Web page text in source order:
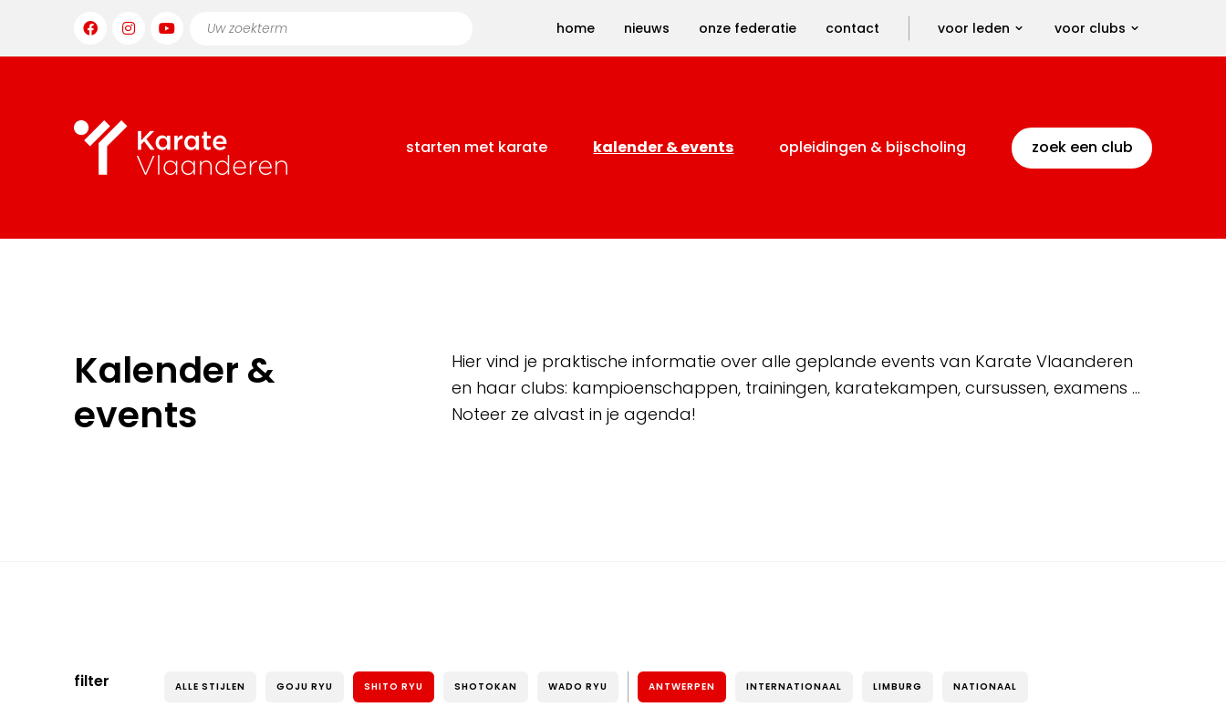
home nieuws onze federatie contact voor leden voor clubs
starten met karate kalender & events opleidingen & bijscholing zoek een club
Kalender &
events
Hier vind je praktische informatie over alle geplande events van Karate Vlaanderen
en haar clubs: kampioenschappen, trainingen, karatekampen, cursussen, examens …
Noteer ze alvast in je agenda!
filter ALLE STIJLEN GOJU RYU SHITO RYU SHOTOKAN WADO RYU ANTWERPEN INTERNATIONAAL LIMBURG NATIONAAL